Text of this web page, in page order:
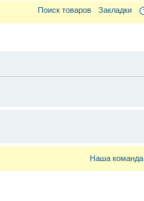
Поиск товаров Закладки
Наша команда